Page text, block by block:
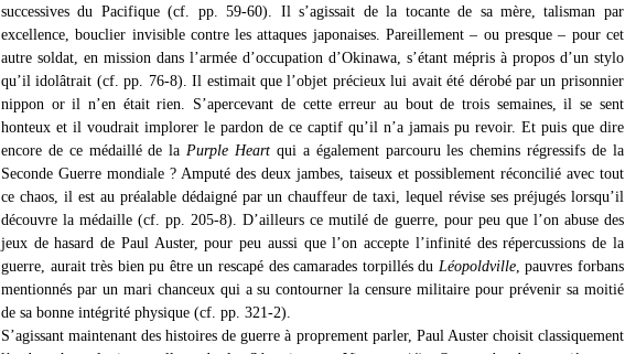
successives du Pacifique (cf. pp. 59-60). Il s’agissait de la tocante de sa mère, talisman par
excellence, bouclier invisible contre les attaques japonaises. Pareillement – ou presque – pour cet
autre soldat, en mission dans l’armée d’occupation d’Okinawa, s’étant mépris à propos d’un stylo
qu’il idolâtrait (cf. pp. 76-8). Il estimait que l’objet précieux lui avait été dérobé par un prisonnier
nippon or il n’en était rien. S’apercevant de cette erreur au bout de trois semaines, il se sent
honteux et il voudrait implorer le pardon de ce captif qu’il n’a jamais pu revoir. Et puis que dire
encore de ce médaillé de la Purple Heart qui a également parcouru les chemins régressifs de la
Seconde Guerre mondiale ? Amputé des deux jambes, taiseux et possiblement réconcilié avec tout
ce chaos, il est au préalable dédaigné par un chauffeur de taxi, lequel révise ses préjugés lorsqu’il
découvre la médaille (cf. pp. 205-8). D’ailleurs ce mutilé de guerre, pour peu que l’on abuse des
jeux de hasard de Paul Auster, pour peu aussi que l’on accepte l’infinité des répercussions de la
guerre, aurait très bien pu être un rescapé des camarades torpillés du Léopoldville, pauvres forbans
mentionnés par un mari chanceux qui a su contourner la censure militaire pour prévenir sa moitié
de sa bonne intégrité physique (cf. pp. 321-2).
S’agissant maintenant des histoires de guerre à proprement parler, Paul Auster choisit classiquement